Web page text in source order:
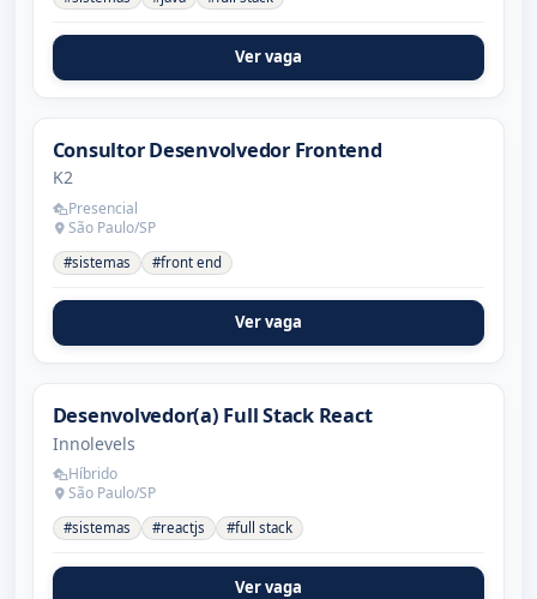
Ver vaga
Consultor Desenvolvedor Frontend
K2
Presencial
São Paulo/SP
#sistemas #front end
Ver vaga
Desenvolvedor(a) Full Stack React
Innolevels
Híbrido
São Paulo/SP
#sistemas #reactjs #full stack
Ver vaga